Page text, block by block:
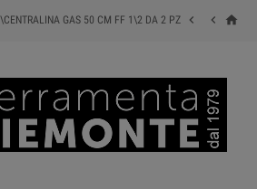
home


GAS 50 CM FF 1\2 DA 2 PZ